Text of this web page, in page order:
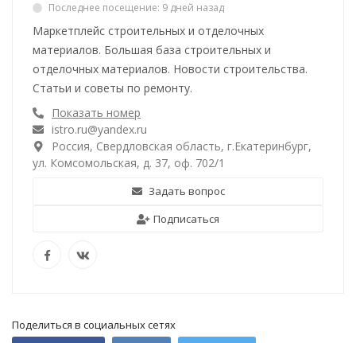
Последнее посещение: 9 дней назад
Маркетплейс строительных и отделочных
материалов. Большая база строительных и
отделочных материалов. Новости строительства.
Статьи и советы по ремонту.
Показать номер
istro.ru@yandex.ru
Россия, Свердловская область, г.Екатеринбург,
ул. Комсомольская, д. 37, оф. 702/1
Задать вопрос
Подписаться
Поделиться в социальных сетях